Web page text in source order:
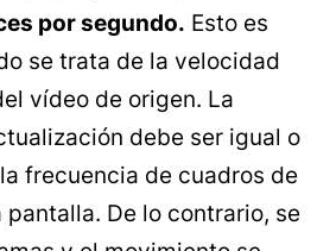
por segundo. Esto es
se trata de la velocidad
vídeo de origen. La
debe ser igual o
frecuencia de cuadros de
pantalla. De lo contrario, se